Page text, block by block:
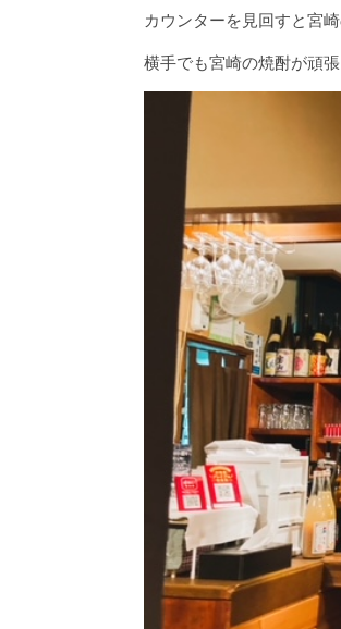
カウンターを見回すと宮
横手でも宮崎の焼酎が頑